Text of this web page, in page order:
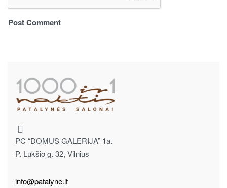
PC “DOMUS GALERIJA” 1a.
P. Lukšio g. 32, Vilnius
info@patalyne.lt